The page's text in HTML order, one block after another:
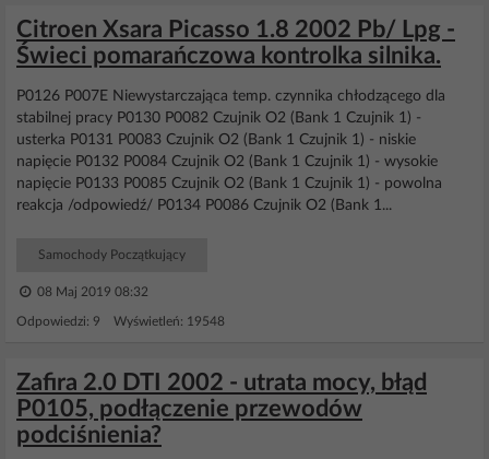
Citroen Xsara Picasso 1.8 2002 Pb/ Lpg -
Świeci pomarańczowa kontrolka silnika.
P0126 P007E Niewystarczająca temp. czynnika chłodzącego dla
stabilnej pracy P0130 P0082 Czujnik O2 (Bank 1 Czujnik 1) -
usterka P0131 P0083 Czujnik O2 (Bank 1 Czujnik 1) - niskie
napięcie P0132 P0084 Czujnik O2 (Bank 1 Czujnik 1) - wysokie
napięcie P0133 P0085 Czujnik O2 (Bank 1 Czujnik 1) - powolna
reakcja /odpowiedź/ P0134 P0086 Czujnik O2 (Bank 1...
Samochody Początkujący
08 Maj 2019 08:32
Odpowiedzi: 9 Wyświetleń: 19548
Zafira 2.0 DTI 2002 - utrata mocy, błąd
P0105, podłączenie przewodów
podciśnienia?